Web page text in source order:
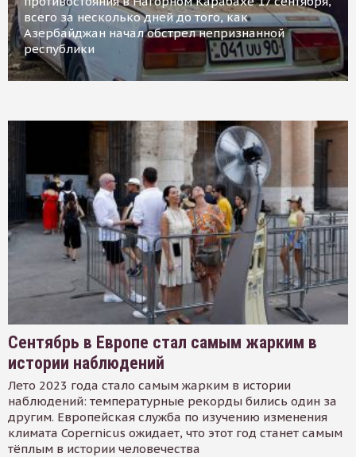
всего за несколько дней до того, как
Азербайджан начал обстрел непризнанной
республики
Сентябрь в Европе стал самым жарким в
истории наблюдений
Лето 2023 года стало самым жарким в истории
наблюдений: температурные рекорды бились один за
другим. Европейская служба по изучению изменения
климата Copernicus ожидает, что этот год станет самым
тёплым в истории человечества